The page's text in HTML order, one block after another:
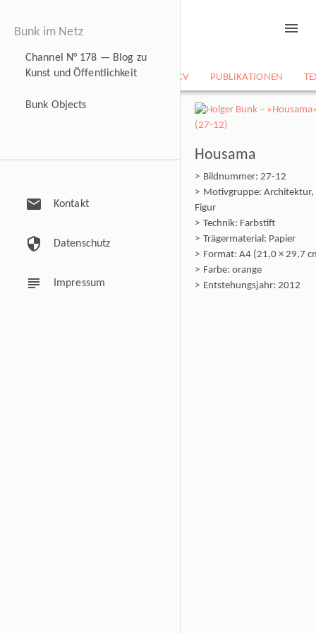
NEWS BILDARCHIV CV PUBLIKATIONEN
menu
Bunk im Netz
Channel N° 178 — Blog zu
Kunst und Öffentlichkeit
Bunk Objects
mail Kontakt
security Datenschutz
subject Impressum
Housama
Bildnummer: 27-12
Motivgruppe: Architektur,
Figur
Technik: Farbstift
Trägermaterial: Papier
Format: A4 (21,0 × 29,7
Farbe: orange
Entstehungsjahr: 2012